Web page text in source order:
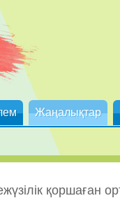
Жаңалықтар
қоршаған